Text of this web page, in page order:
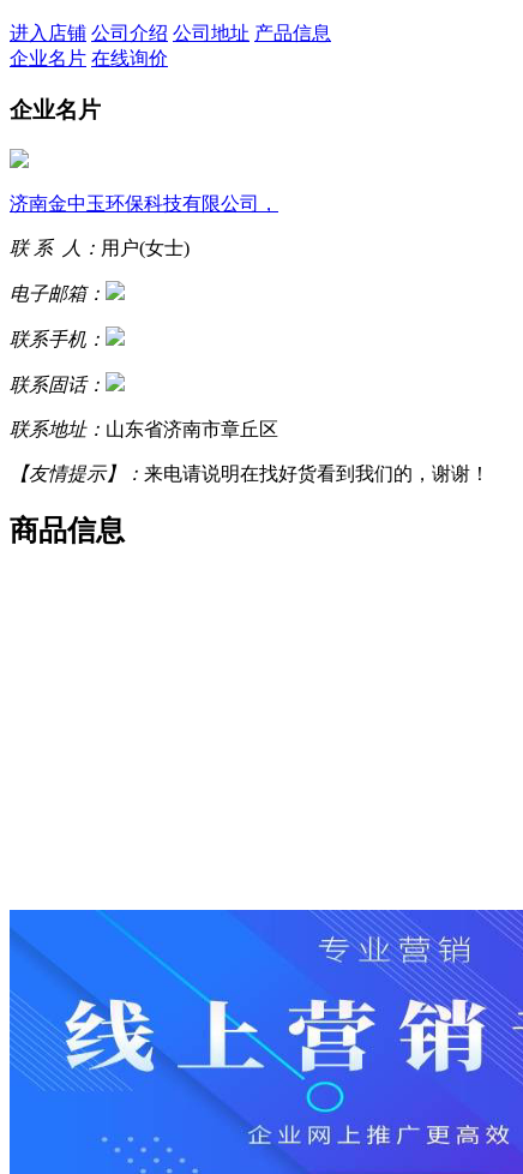
进入店铺 公司介绍 公司地址 产品信息
企业名片 在线询价
企业名片
济南金中玉环保科技有限公司，
联 系 人： 用户(女士)
电子邮箱：
联系手机：
联系固话：
联系地址： 山东省济南市章丘区
【友情提示】： 来电请说明在找好货看到我们的，谢谢！
商品信息